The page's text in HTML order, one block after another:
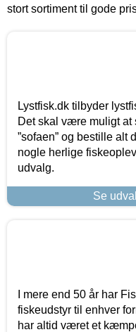
stort sortiment til gode
Lystfisk.dk tilbyder
Det skal være muligt at
”sofaen” og bestille alt
nogle herlige
udvalg.
Se
I mere end 50 år har
fiskeudstyr til enhver
har altid været et